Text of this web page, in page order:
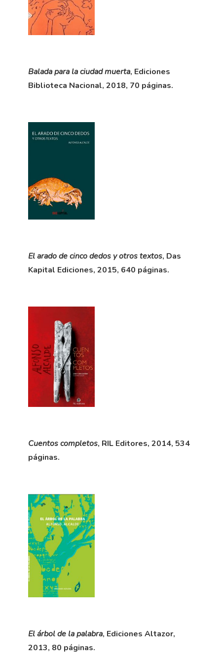
Balada para la ciudad muerta, Ediciones
Biblioteca Nacional, 2018, 70 páginas.
El arado de cinco dedos y otros textos, Das
Kapital Ediciones, 2015, 640 páginas.
Cuentos completos, RIL Editores, 2014, 534
páginas.
El árbol de la palabra, Ediciones Altazor,
2013, 80 páginas.